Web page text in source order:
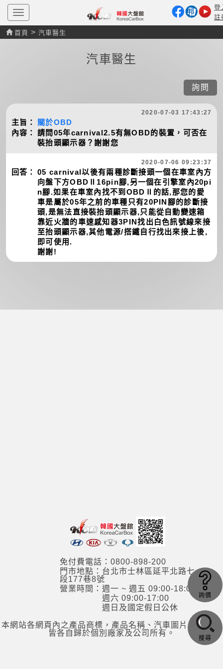
T
o
g
g
o
n
登
註
首頁 > 汽車醫生
汽車醫生
詢問
2020-07-03 17:43:27
主旨：
關於OBD
內容： 請問05年carnival2.5有無OBD的裝置，可否在
裝抬頭顯示器？謝謝您
2020-07-06 09:23:37
回答： 05 carnival以後有兩種診斷接頭一個在車室內方
向盤下方OBDⅡ16pin腳,另一個在引擎室內20pi
n腳.如果在車室內找不到OBDⅡ的話,那您的愛
車是屬於05年之前的車種只有20PIN腳的診斷接
頭,是無法直接裝抬頭顯示器,只能從自動變速箱
靠近火牆的車速感知器3PIN找出白色訊號線來接
至抬頭顯示器,其他電源/搭鐵自行找出來接上後,
即可使用.
謝謝!
免付費電話：0800-898-200
門市地點：台北市士林區延平北路七
段177巷8號
營業時間：週一 ~ 週五 09:00-18:00
週六 09:00-17:00
週日及國定假日公休
本網站各網頁內之產品商標，產品名稱、汽車圖片，其資訊
皆各自歸於個別廠家及公司所有。
詢價
搜尋